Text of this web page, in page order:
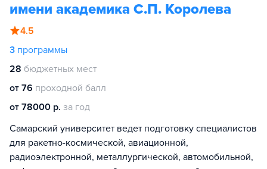
имени академика С.П. Королева
4.5
3 программы
28 бюджетных мест
от 76 проходной балл
от 78000 р. за год
Самарский университет ведет подготовку специалистов
для ракетно-космической, авиационной,
радиоэлектронной, металлургической, автомобильной,